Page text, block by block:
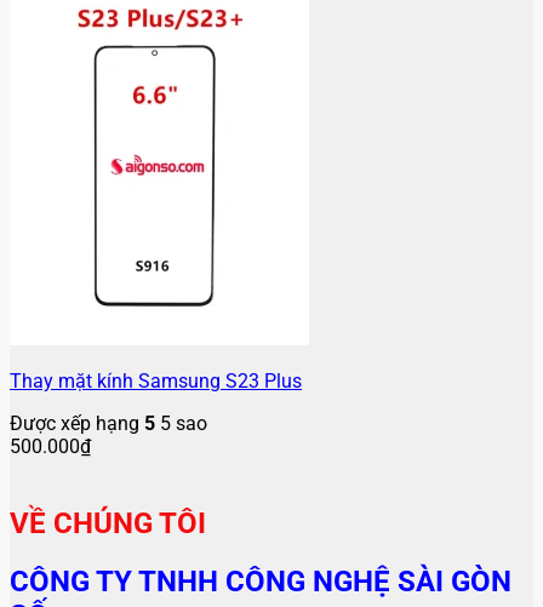
Thay mặt kính Samsung S23 Plus
Được xếp hạng 5 5 sao
500.000₫
VỀ CHÚNG TÔI
CÔNG TY TNHH CÔNG NGHỆ SÀI GÒN